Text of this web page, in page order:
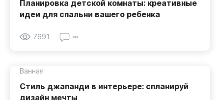
Планировка детской комнаты: креативные
идеи для спальни вашего ребенка
7691 ∞
Ванная
Стиль джапанди в интерьере: спланируй
дизайн мечты